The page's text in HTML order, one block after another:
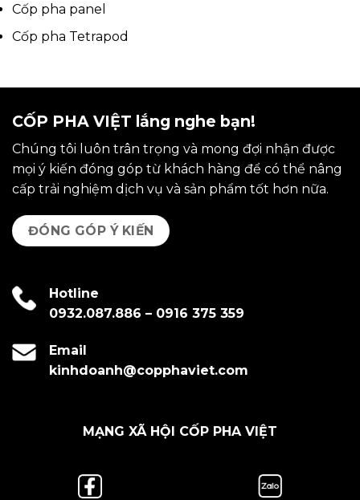
Cốp pha panel
Cốp pha Tetrapod
CỐP PHA VIỆT lắng nghe bạn!
Chúng tôi luôn trân trọng và mong đợi nhận được
mọi ý kiến đóng góp từ khách hàng để có thể nâng
cấp trải nghiệm dịch vụ và sản phẩm tốt hơn nữa.
ĐÓNG GÓP Ý KIẾN
Hotline
0932.087.886 – 0916 375 359
Email
kinhdoanh@copphaviet.com
MẠNG XÃ HỘI CỐP PHA VIỆT